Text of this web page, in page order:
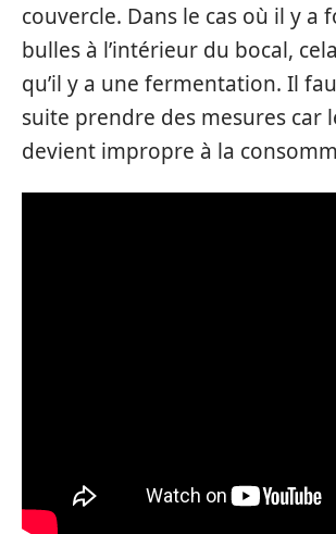
couvercle. Dans le cas où il y a
bulles à l’intérieur du bocal,
qu’il y a une fermentation. Il
suite prendre des mesures car
devient impropre à la